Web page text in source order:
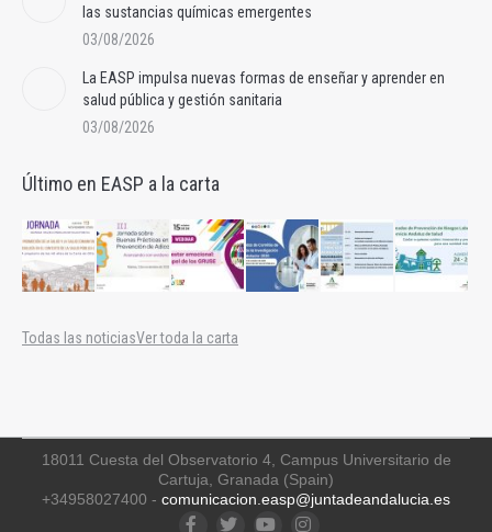
las sustancias químicas emergentes
03/08/2026
La EASP impulsa nuevas formas de enseñar y aprender en
salud pública y gestión sanitaria
03/08/2026
Último en EASP a la carta
Todas las noticiasVer toda la carta
18011 Cuesta del Observatorio 4, Campus Universitario de
Cartuja, Granada (Spain)
+34958027400 - comunicacion.easp@juntadeandalucia.es
FacebookTwitterYouTubeInstagram